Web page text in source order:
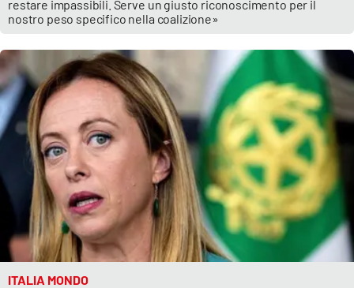
restare impassibili. Serve un giusto riconoscimento per il
nostro peso specifico nella coalizione»
ITALIA MONDO